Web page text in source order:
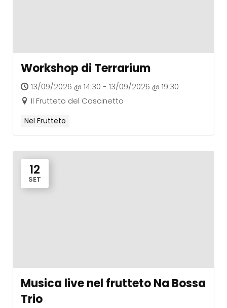
Workshop di Terrarium
13/09/2026 @ 14:30 - 13/09/2026 @ 19:30
Il Frutteto del Cascinetto
Nel Frutteto
12
SET
Musica live nel frutteto Na Bossa
Trio